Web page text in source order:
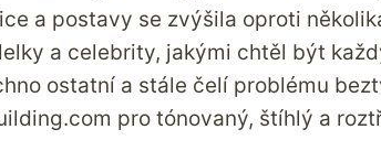
a postavy se zvýšila oproti
a celebrity, jakými chtěl být
ostatní a stále čelí problému
pro tónovaný, štíhlý a